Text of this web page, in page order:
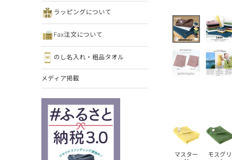
ラッピングについて
Fax注文について
のし名入れ・粗品タオル
メディア掲載
マスター
モスグリ